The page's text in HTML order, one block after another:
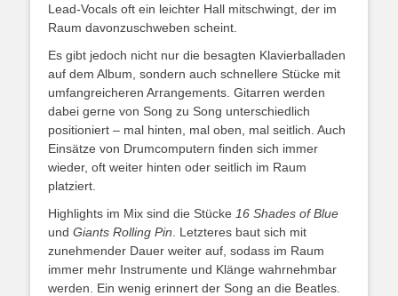
Lead-Vocals oft ein leichter Hall mitschwingt, der im
Raum davonzuschweben scheint.
Es gibt jedoch nicht nur die besagten Klavierballaden
auf dem Album, sondern auch schnellere Stücke mit
umfangreicheren Arrangements. Gitarren werden
dabei gerne von Song zu Song unterschiedlich
positioniert – mal hinten, mal oben, mal seitlich. Auch
Einsätze von Drumcomputern finden sich immer
wieder, oft weiter hinten oder seitlich im Raum
platziert.
Highlights im Mix sind die Stücke 16 Shades of Blue
und Giants Rolling Pin . Letzteres baut sich mit
zunehmender Dauer weiter auf, sodass im Raum
immer mehr Instrumente und Klänge wahrnehmbar
werden. Ein wenig erinnert der Song an die Beatles.